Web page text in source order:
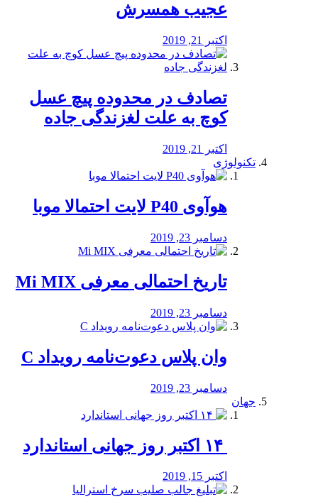
عجیب همسرش
اکتبر 21, 2019
تصادف در محدوده پیچ عسل
کوچ به علت لغزندگی جاده
اکتبر 21, 2019
تکنولوژی
هوآوی P40 لایت احتمالا موبا
دسامبر 23, 2019
تاریخ احتمالی معرفی Mi MIX
دسامبر 23, 2019
وان پلاس دعوت‌نامه رویداد C
دسامبر 23, 2019
جهان
اکتبر 15, 2019